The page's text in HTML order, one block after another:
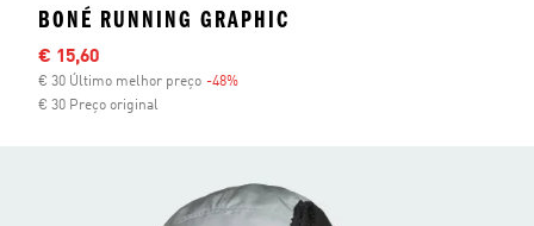
BONÉ RUNNING GRAPHIC
Preço com desconto
€ 15,60
€ 30 Último melhor preço -48%
€ 30 Preço original